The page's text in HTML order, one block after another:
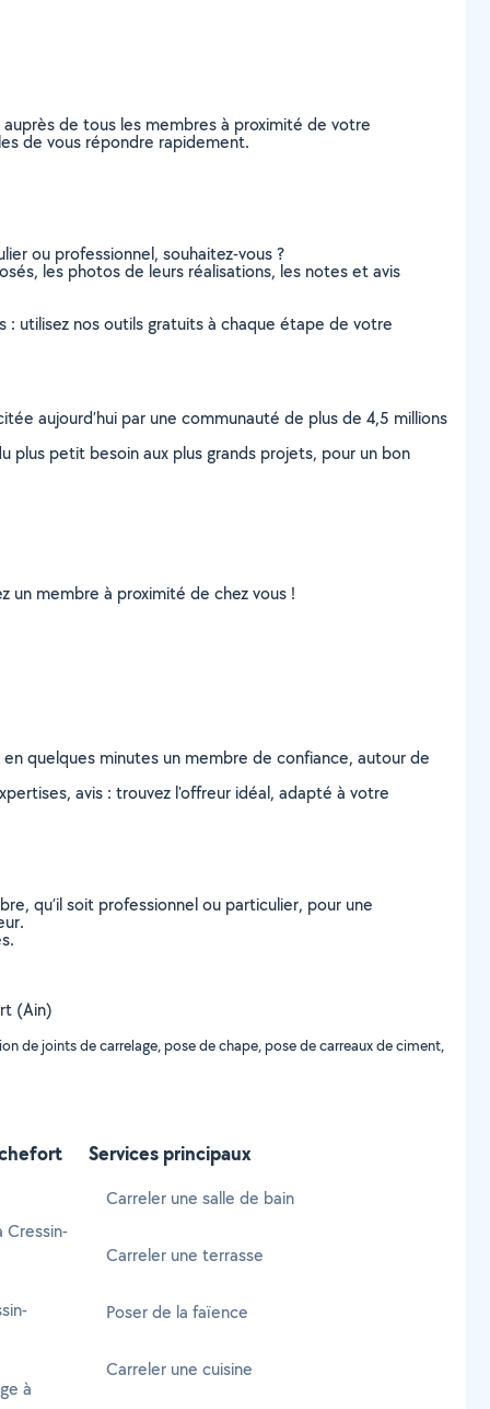
de tous les membres à proximité de votre
de vous répondre rapidement.
ou professionnel, souhaitez-vous ?
les photos de leurs réalisations, les notes et avis
: utilisez nos outils gratuits à chaque étape de votre
aujourd’hui par une communauté de plus de 4,5 millions
plus petit besoin aux plus grands projets, pour un bon
un membre à proximité de chez vous !
quelques minutes un membre de confiance, autour de
avis : trouvez l'offreur idéal, adapté à votre
qu’il soit professionnel ou particulier, pour une
(Ain)
de joints de carrelage, pose de chape, pose de carreaux de ciment,
Cressin-
à
Services principaux
Carreler une salle de bain
Carreler une terrasse
Poser de la faïence
Carreler une cuisine